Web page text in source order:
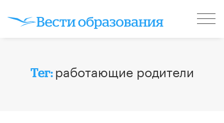
Тег: работающие родители